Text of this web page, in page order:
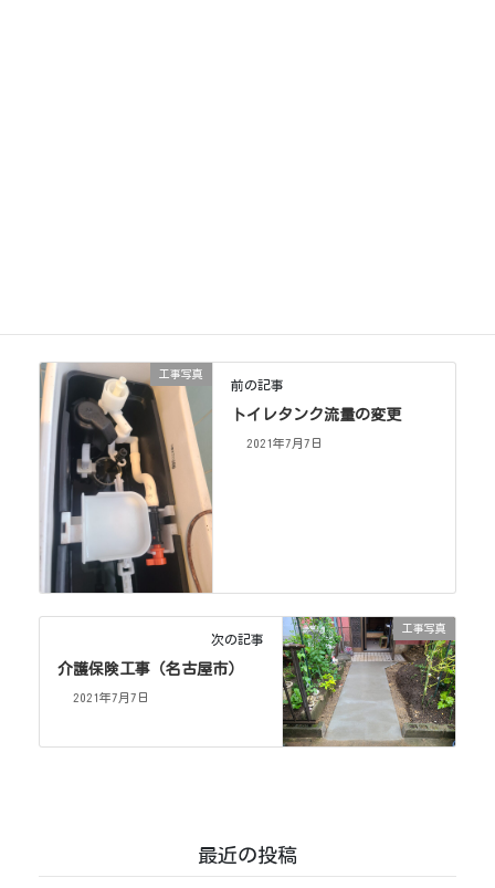
工事写真
前の記事
トイレタンク流量の変更
2021年7月7日
工事写真
次の記事
介護保険工事（名古屋市）
2021年7月7日
最近の投稿